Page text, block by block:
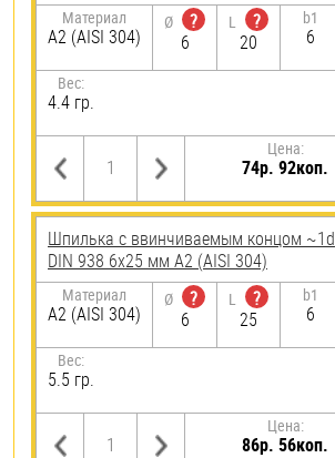
Материал
А2 (AISI 304)
Ø
?
6
L
?
20
b1
6
Вес:
4.4 гр.
Цена:
74р. 92коп.
Шпилька c ввинчиваемым концом ~1d
DIN 938 6х25 мм А2 (AISI 304)
Материал
А2 (AISI 304)
Ø
?
6
L
?
25
b1
6
Вес:
5.5 гр.
Цена:
86р. 56коп.